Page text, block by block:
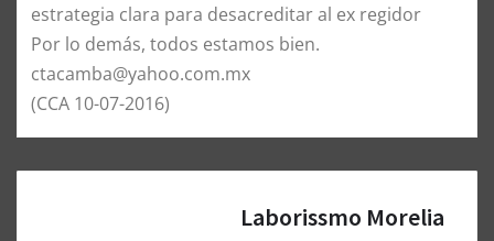
estrategia clara para desacreditar al ex regidor
Por lo demás, todos estamos bien.
ctacamba@yahoo.com.mx
(CCA 10-07-2016)
Laborissmo Morelia